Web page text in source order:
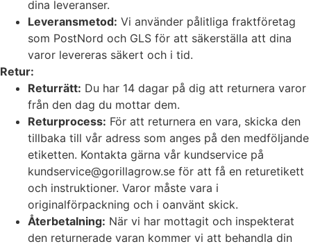
dina leveranser.
Leveransmetod: Vi använder pålitliga fraktföretag
som PostNord och GLS för att säkerställa att dina
varor levereras säkert och i tid.
Retur:
Returrätt: Du har 14 dagar på dig att returnera varor
från den dag du mottar dem.
Returprocess: För att returnera en vara, skicka den
tillbaka till vår adress som anges på den medföljande
etiketten. Kontakta gärna vår kundservice på
kundservice@gorillagrow.se för att få en returetikett
och instruktioner. Varor måste vara i
originalförpackning och i oanvänt skick.
Återbetalning: När vi har mottagit och inspekterat
den returnerade varan kommer vi att behandla din